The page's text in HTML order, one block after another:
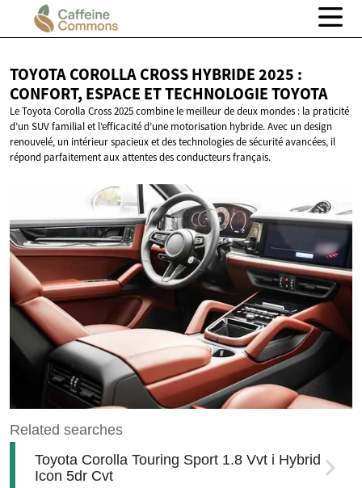
TOYOTA COROLLA CROSS HYBRIDE 2025 :
CONFORT, ESPACE ETTECHNOLOGIE TOYOTA
Le Toyota Corolla Cross 2025 combine le meilleur de deux mondes : la praticité
d’un SUV familial et l’efficacité d’une motorisation hybride. Avec un design
renouvelé, un intérieur spacieux et des technologies de sécurité avancées, il
répond parfaitement aux attentes des conducteurs français.